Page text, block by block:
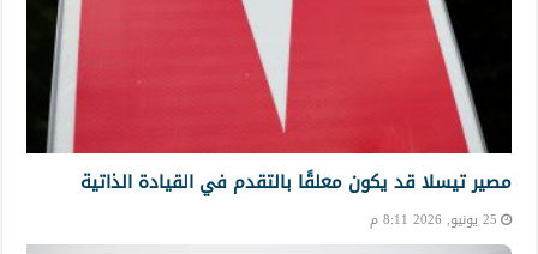
مصير تيسلا قد يكون معلقًا بالتقدم في القيادة الذاتية
25 يونيو, 2026 8:11 م